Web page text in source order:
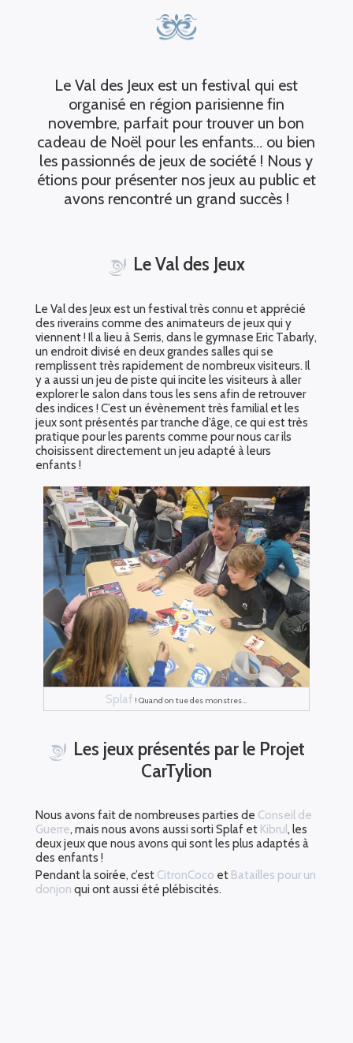
Le Val des Jeux est un festival qui est
organisé en région parisienne fin
novembre, parfait pour trouver un bon
cadeau de Noël pour les enfants… ou bien
les passionnés de jeux de société ! Nous y
étions pour présenter nos jeux au public et
avons rencontré un grand succès !
Le Val des Jeux
Le Val des Jeux est un festival très connu et apprécié
des riverains comme des animateurs de jeux qui y
viennent ! Il a lieu à Serris, dans le gymnase Eric Tabarly,
un endroit divisé en deux grandes salles qui se
remplissent très rapidement de nombreux visiteurs. Il
y a aussi un jeu de piste qui incite les visiteurs à aller
explorer le salon dans tous les sens afin de retrouver
des indices ! C’est un évènement très familial et les
jeux sont présentés par tranche d’âge, ce qui est très
pratique pour les parents comme pour nous car ils
choisissent directement un jeu adapté à leurs
enfants !
Splaf ! Quand on tue des monstres…
Les jeux présentés par le Projet
CarTylion
Nous avons fait de nombreuses parties de Conseil de
Guerre, mais nous avons aussi sorti Splaf et Kibrul, les
deux jeux que nous avons qui sont les plus adaptés à
des enfants !
Pendant la soirée, c’est CitronCoco et Batailles pour un
donjon qui ont aussi été plébiscités.